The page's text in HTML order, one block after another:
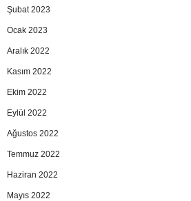
Şubat 2023
Ocak 2023
Aralık 2022
Kasım 2022
Ekim 2022
Eylül 2022
Ağustos 2022
Temmuz 2022
Haziran 2022
Mayıs 2022